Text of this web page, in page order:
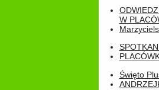
W
Święto